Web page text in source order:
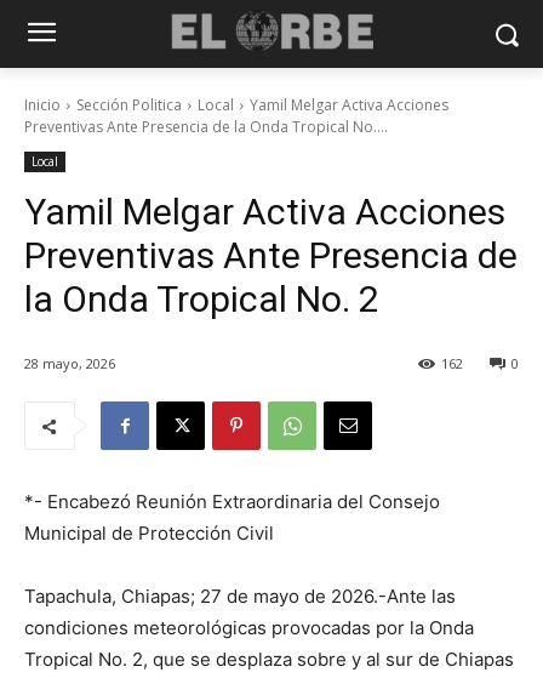
Inicio Sección Politica Local
Yamil Melgar Activa Acciones
Preventivas Ante Presencia de la Onda Tropical No....
Local
Yamil Melgar Activa Acciones
Preventivas Ante Presencia de
la Onda Tropical No. 2
28 mayo, 2026 0
162
*- Encabezó Reunión Extraordinaria del Consejo
Municipal de Protección Civil
Tapachula, Chiapas; 27 de mayo de 2026.-Ante las
condiciones meteorológicas provocadas por la Onda
Tropical No. 2, que se desplaza sobre y al sur de Chiapas